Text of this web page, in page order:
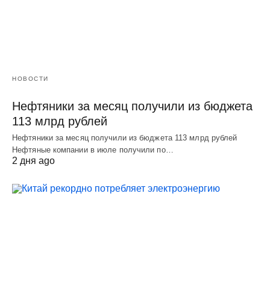
НОВОСТИ
Нефтяники за месяц получили из бюджета
113 млрд рублей
Нефтяники за месяц получили из бюджета 113 млрд рублей
Нефтяные компании в июле получили по…
2 дня ago